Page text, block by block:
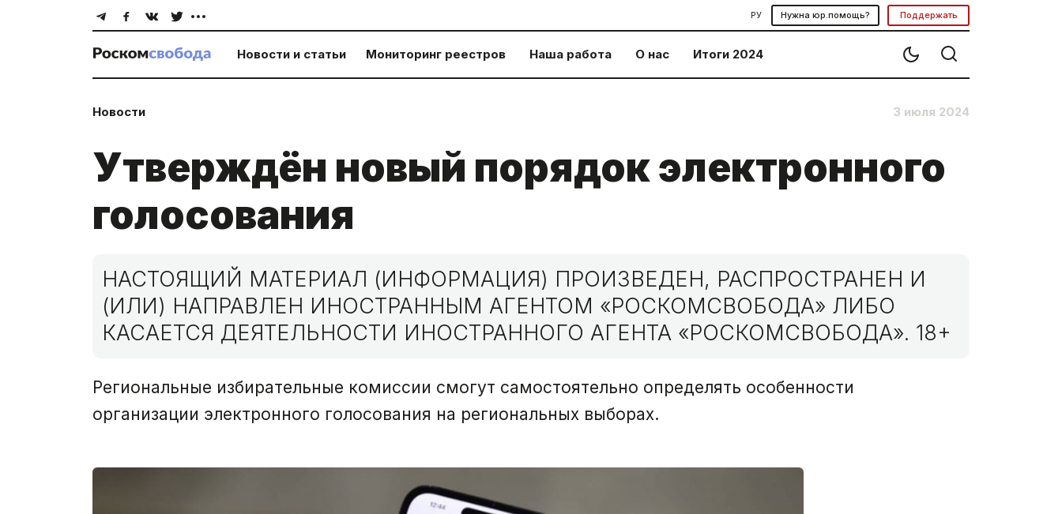
РУ Нужна юр.помощь? Поддержать
Новости и статьи Мониторинг реестров Наша работа О нас Итоги 2024
Новости 3 июля 2024
Утверждён новый порядок электронного
голосования
НАСТОЯЩИЙ МАТЕРИАЛ (ИНФОРМАЦИЯ) ПРОИЗВЕДЕН, РАСПРОСТРАНЕН И
(ИЛИ) НАПРАВЛЕН ИНОСТРАННЫМ АГЕНТОМ «РОСКОМСВОБОДА» ЛИБО
КАСАЕТСЯ ДЕЯТЕЛЬНОСТИ ИНОСТРАННОГО АГЕНТА «РОСКОМСВОБОДА». 18+
Региональные избирательные комиссии смогут самостоятельно определять особенности
организации электронного голосования на региональных выборах.